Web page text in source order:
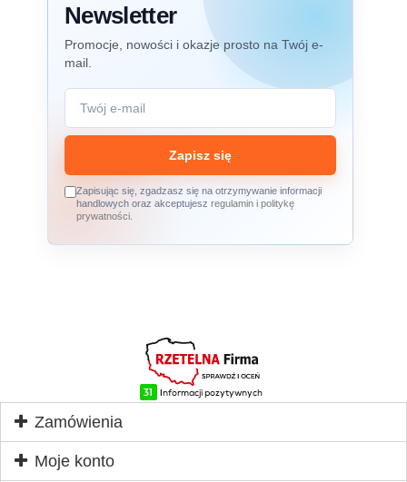
Newsletter
Promocje, nowości i okazje prosto na Twój e-
mail.
Zapisz się
Zapisując się, zgadzasz się na otrzymywanie informacji
handlowych oraz akceptujesz regulamin i politykę
prywatności
Zamówienia
Moje konto